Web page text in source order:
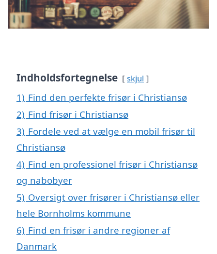
Indholdsfortegnelse skjul
1) Find den perfekte frisør i Christiansø
2) Find frisør i Christiansø
3) Fordele ved at vælge en mobil frisør til
Christiansø
4) Find en professionel frisør i Christiansø
og nabobyer
5) Oversigt over frisører i Christiansø eller
hele Bornholms kommune
6) Find en frisør i andre regioner af
Danmark